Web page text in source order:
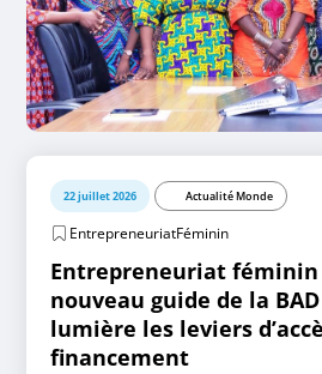
22 juillet 2026 Actualité Monde
EntrepreneuriatFéminin
Entrepreneuriat féminin
nouveau guide de la
lumière les leviers
financement